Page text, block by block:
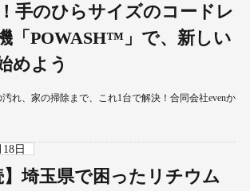
手のひらサイズのコードレ
「POWASH™」で、新しい
めよう
れ、家の掃除まで、これ1台で解決！合同会社evenか
日
】埼玉県で困ったリチウム